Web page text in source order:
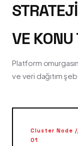
VE
Platform
ve veri dağıtım
Cluster Node
01